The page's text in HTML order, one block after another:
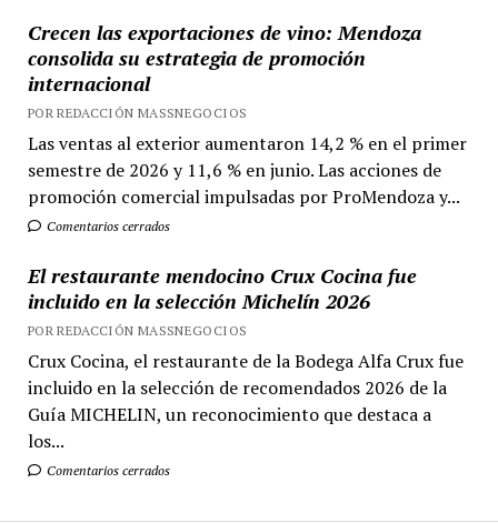
Crecen las exportaciones de vino: Mendoza
consolida su estrategia de promoción
internacional
POR REDACCIÓN MASSNEGOCIOS
Las ventas al exterior aumentaron 14,2 % en el primer
semestre de 2026 y 11,6 % en junio. Las acciones de
promoción comercial impulsadas por ProMendoza y...
Comentarios cerrados
El restaurante mendocino Crux Cocina fue
incluido en la selección Michelín 2026
POR REDACCIÓN MASSNEGOCIOS
Crux Cocina, el restaurante de la Bodega Alfa Crux fue
incluido en la selección de recomendados 2026 de la
Guía MICHELIN, un reconocimiento que destaca a
los...
Comentarios cerrados